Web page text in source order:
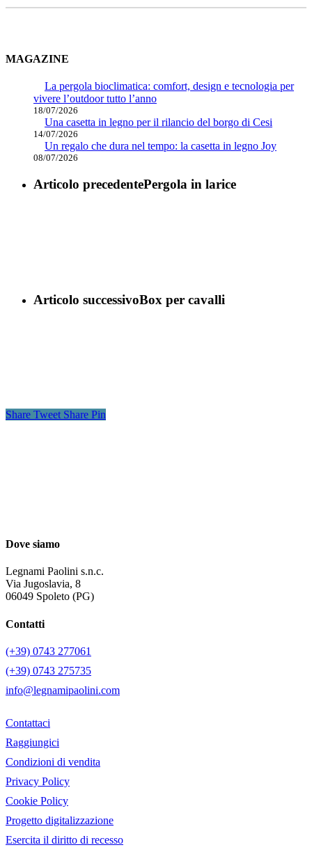
MAGAZINE
La pergola bioclimatica: comfort, design e tecnologia per
vivere l’outdoor tutto l’anno
18/07/2026
Una casetta in legno per il rilancio del borgo di Cesi
14/07/2026
Un regalo che dura nel tempo: la casetta in legno Joy
08/07/2026
Articolo precedentePergola in larice
Articolo successivoBox per cavalli
Share Tweet Share Pin
Dove siamo
Legnami Paolini s.n.c.
Via Jugoslavia, 8
06049 Spoleto (PG)
Contatti
(+39) 0743 277061
(+39) 0743 275735
info@legnamipaolini.com
Contattaci
Raggiungici
Condizioni di vendita
Privacy Policy
Cookie Policy
Progetto digitalizzazione
Esercita il diritto di recesso